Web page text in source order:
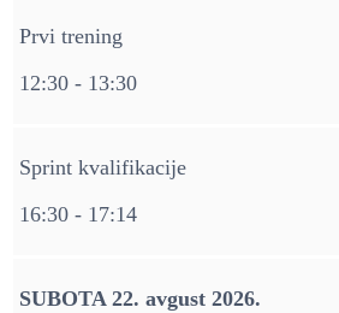
Prvi trening
12:30 - 13:30
Sprint kvalifikacije
16:30 - 17:14
SUBOTA 22. avgust 2026.